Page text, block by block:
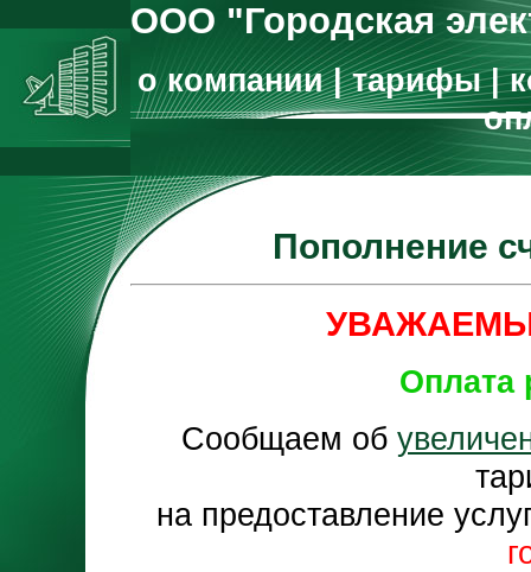
ООО "Городская
о компании|тарифы|
Пополнение
Оплата
Сообщаем об
на предоставление